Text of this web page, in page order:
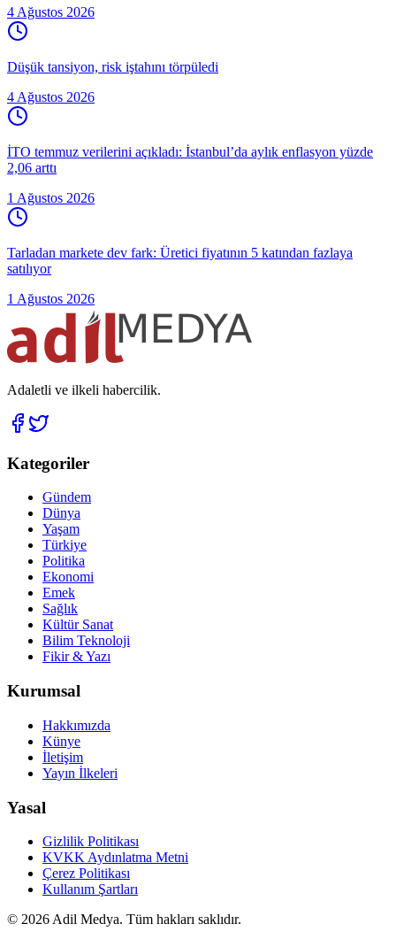
4 Ağustos 2026
Düşük tansiyon, risk iştahını törpüledi
4 Ağustos 2026
İTO temmuz verilerini açıkladı: İstanbul’da aylık enflasyon yüzde
2,06 arttı
1 Ağustos 2026
Tarladan markete dev fark: Üretici fiyatının 5 katından fazlaya
satılıyor
1 Ağustos 2026
Adaletli ve ilkeli habercilik.
Kategoriler
Gündem
Dünya
Yaşam
Türkiye
Politika
Ekonomi
Emek
Sağlık
Kültür Sanat
Bilim Teknoloji
Fikir & Yazı
Kurumsal
Hakkımızda
Künye
İletişim
Yayın İlkeleri
Yasal
Gizlilik Politikası
KVKK Aydınlatma Metni
Çerez Politikası
Kullanım Şartları
© 2026 Adil Medya. Tüm hakları saklıdır.